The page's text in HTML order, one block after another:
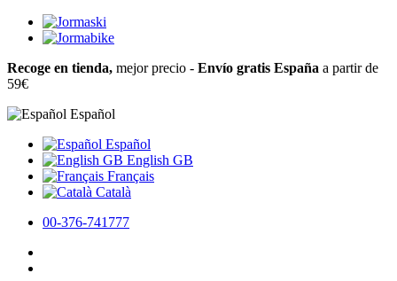
Recoge en tienda, mejor precio - Envío gratis España a partir de
59€
Español
Español
English GB
Français
Català
00-376-741777